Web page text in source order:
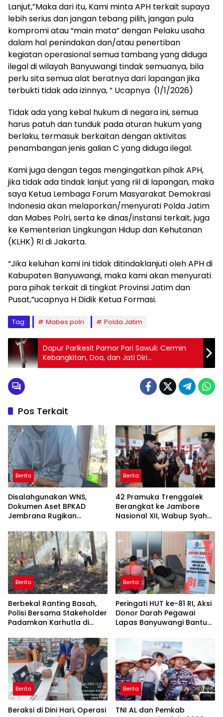
Lanjut,”Maka dari itu, Kami minta APH terkait supaya
lebih serius dan jangan tebang pilih, jangan pula
kompromi atau “main mata” dengan Pelaku usaha
dalam hal penindakan dan/atau penertiban
kegiatan operasional semua tambang yang diduga
ilegal di wilayah Banyuwangi tindak semuanya, bila
perlu sita semua alat beratnya dari lapangan jika
terbukti tidak ada izinnya, ” Ucapnya (1/1/2026)
Tidak ada yang kebal hukum di negara ini, semua
harus patuh dan tunduk pada aturan hukum yang
berlaku, termasuk berkaitan dengan aktivitas
penambangan jenis galian C yang diduga ilegal.
Kami juga dengan tegas mengingatkan pihak APH,
jika tidak ada tindak lanjut yang riil di lapangan, maka
saya Ketua Lembaga Forum Masyarakat Demokrasi
Indonesia akan melaporkan/menyurati Polda Jatim
dan Mabes Polri, serta ke dinas/instansi terkait, juga
ke Kementerian Lingkungan Hidup dan Kehutanan
(KLHK) RI di Jakarta.
“Jika keluhan kami ini tidak ditindaklanjuti oleh APH di
Kabupaten Banyuwangi, maka kami akan menyurati
para pihak terkait di tingkat Provinsi Jatim dan
Pusat,”ucapnya H Didik Ketua Formasi.
Tag: Mabes polri Polda Jatim
Dapur Parikesit Pamor Pari Sawuli: Cermin
Kebangkitan, Doa, dan Jati Diri
Kepemimpinan
Pos Terkait
Berita
Disalahgunakan WNS,
Dokumen Aset BPKAD
Jembrana Rugikan
Berita
42 Pramuka Trenggalek
Berangkat ke Jambore
Nasional XII, Wabup Syah
Daerah
Berita
Berbekal Ranting Basah,
Polisi Bersama Stakeholder
Padamkan Karhutla di
Trenggalek
Berita
Peringati HUT ke-81 RI, Aksi
Donor Darah Pegawai
Lapas Banyuwangi Bantu
Berita
Beraksi di Dini Hari, Operasi
Berita
TNI AL dan Pemkab